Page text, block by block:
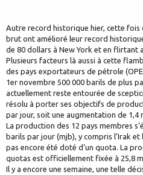
Autre record historique hier, cette fois
brut ont amélioré leur record
de 80 dollars à New York et en flirtant
Plusieurs facteurs là aussi à cette
des pays exportateurs de pétrole
1er novembre 500 000 barils de plus
actuellement reste entourée de
résolu à porter ses objectifs de
par jour, soit une augmentation de 1,4
La production des 12 pays membres
barils par jour (mjb), y compris l’Irak et
pas encore été doté d’un quota. La
quotas est officiellement fixée à 25,8
Il y a encore une semaine, une telle